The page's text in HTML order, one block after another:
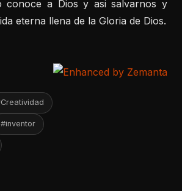
conoce a Dios y asi salvarnos y
eterna llena de la Gloria de Dios.
#inventor